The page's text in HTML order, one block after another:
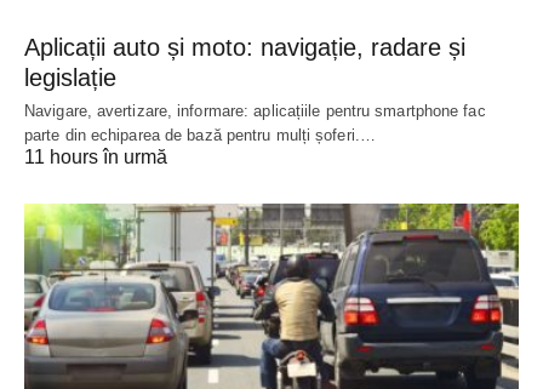
Aplicații auto și moto: navigație, radare și
legislație
Navigare, avertizare, informare: aplicațiile pentru smartphone fac
parte din echiparea de bază pentru mulți șoferi.…
11 hours în urmă